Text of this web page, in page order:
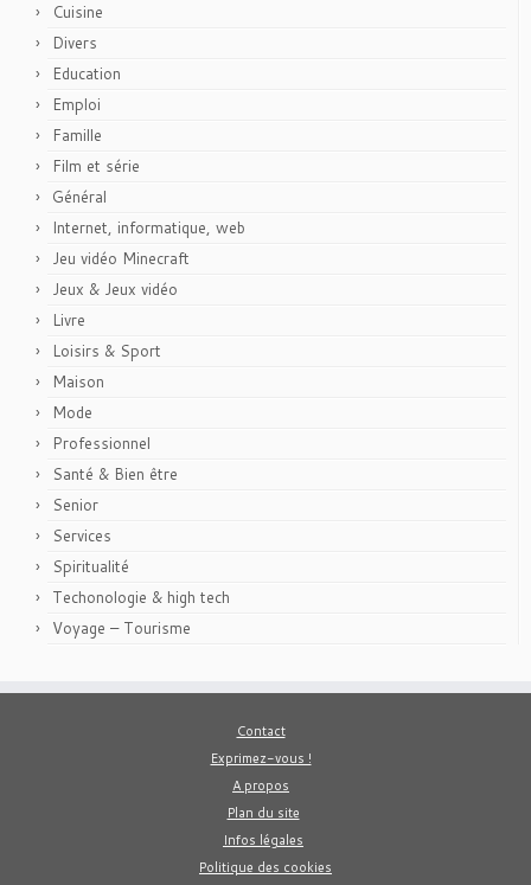
Cuisine
Divers
Education
Emploi
Famille
Film et série
Général
Internet, informatique, web
Jeu vidéo Minecraft
Jeux & Jeux vidéo
Livre
Loisirs & Sport
Maison
Mode
Professionnel
Santé & Bien être
Senior
Services
Spiritualité
Techonologie & high tech
Voyage – Tourisme
Contact
Exprimez-vous !
A propos
Plan du site
Infos légales
Politique des cookies